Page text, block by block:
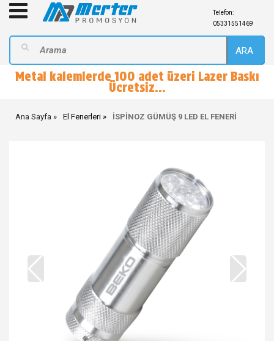
Telefon:
05331551469
ARA
Metal kalemlerde 100 adet üzeri Lazer Baskı
Ücretsiz...
Ana Sayfa El Fenerleri İSPİNOZ GÜMÜŞ 9 LED EL FENERİ